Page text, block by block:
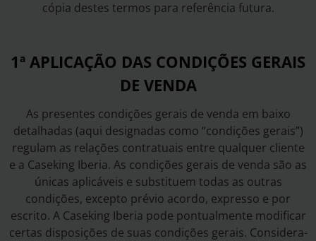
cópia destes termos para referência futura.
1ª APLICAÇÃO DAS CONDIÇÕES GERAIS
DE VENDA
As presentes condições gerais de venda em baixo
detalhadas (aqui designadas como “condições gerais”)
regulam as relações contratuais entre qualquer cliente
e a Caseking Iberia. As condições gerais de venda são as
únicas aplicáveis e substituem todas as outras
condições, excepto prévio acordo, expresso e por
escrito. A Caseking Iberia pode pontualmente modificar
certas disposições de suas condições gerais. Considera-